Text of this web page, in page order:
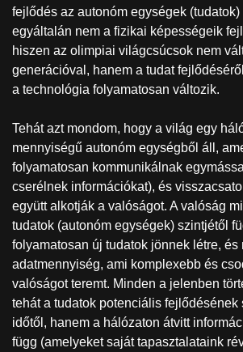
fejlődés az autonóm egységek (tudatok)
egyáltalán nem a fizikai képességeik
hiszen az olimpiai világcsúcsok nem
generációval, hanem a tudat
a technológia folyamatosan változik.
Tehát azt mondom, hogy a világ egy
mennyiségű autonóm egységből áll,
folyamatosan kommunikálnak
cserélnek információkat), és
együtt alkotják a valóságot. A valóság
tudatok (autonóm egységek) szintjétől
folyamatosan új tudatok jönnek létre, és
adatmennyiség, ami komplexebb és
valóságot teremt. Minden a jelenben
tehát a tudatok potenciális fejlődésének
időtől, hanem a hálózaton átvitt
függ (amelyeket saját tapasztalataink